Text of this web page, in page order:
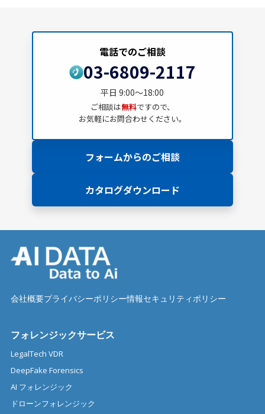
フォームからのご相談
カタログダウンロード
電話でのご相談
03-6809-2117
平日 9:00～18:00
ご相談は無料ですので、
お気軽にお問合わせください。
会社概要プライバシーポリシー情報セキュリティポリシー
フォレンジックサービス
LegalTech VDR
DeepFake Forensics
AI フォレンジック
ドローンフォレンジック